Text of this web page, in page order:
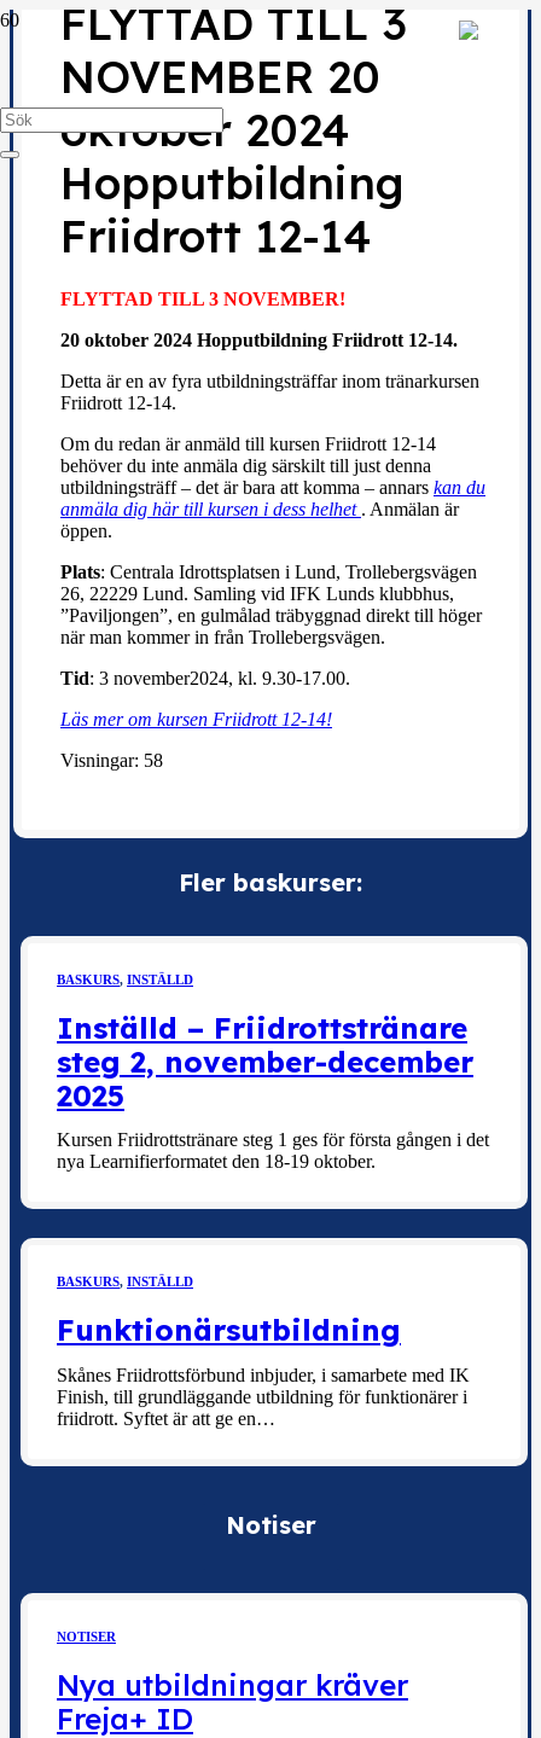
FLYTTAD TILL 3
NOVEMBER 20
oktober 2024
Hopputbildning
Friidrott 12-14
FLYTTAD TILL 3 NOVEMBER!
20 oktober 2024 Hopputbildning Friidrott 12-14.
Detta är en av fyra utbildningsträffar inom tränarkursen
Friidrott 12-14.
Om du redan är anmäld till kursen Friidrott 12-14
behöver du inte anmäla dig särskilt till just denna
utbildningsträff – det är bara att komma – annars kan du
anmäla dig här till kursen i dess helhet . Anmälan är
öppen.
Plats: Centrala Idrottsplatsen i Lund, Trollebergsvägen
26, 22229 Lund. Samling vid IFK Lunds klubbhus,
”Paviljongen”, en gulmålad träbyggnad direkt till höger
när man kommer in från Trollebergsvägen.
Tid: 3 november2024, kl. 9.30-17.00.
Läs mer om kursen Friidrott 12-14!
Visningar: 58
Fler baskurser:
BASKURS, INSTÄLLD
Inställd – Friidrottstränare
steg 2, november-december
2025
Kursen Friidrottstränare steg 1 ges för första gången i det
nya Learnifierformatet den 18-19 oktober.
BASKURS, INSTÄLLD
Funktionärsutbildning
Skånes Friidrottsförbund inbjuder, i samarbete med IK
Finish, till grundläggande utbildning för funktionärer i
friidrott. Syftet är att ge en…
Notiser
NOTISER
Nya utbildningar kräver
Freja+ ID